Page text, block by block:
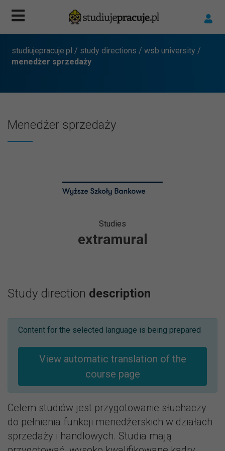
studiujepracuje.pl / study directions / wsb university /
menedżer sprzedaży
Menedżer sprzedaży
Studies
extramural
Study direction description
Content for the selected language is being prepared
View automatic translation of the
course page
Celem studiów jest przygotowanie słuchaczy
do pełnienia funkcji menedżerskich w działach
sprzedaży i handlowych. Studia mają